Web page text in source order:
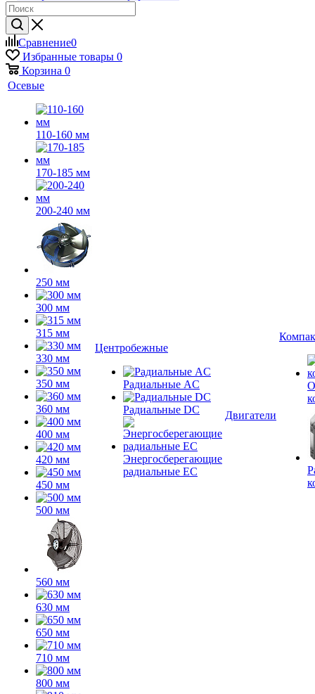
Сравнение0
Избранные товары 0
Корзина 0
Осевые
110-160 мм
170-185 мм
200-240 мм
250 мм
300 мм
315 мм
330 мм
350 мм
360 мм
400 мм
420 мм
450 мм
500 мм
560 мм
630 мм
650 мм
710 мм
800 мм
Центробежные
Радиальные AC
Радиальные DC
Энергосберегающие
радиальные EC
Двигатели